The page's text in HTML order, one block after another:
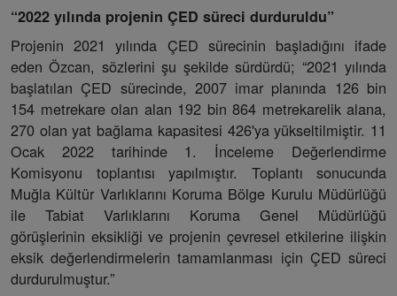
“2022 yılında projenin ÇED süreci durduruldu”
Projenin 2021 yılında ÇED sürecinin başladığını ifade
eden Özcan, sözlerini şu şekilde sürdürdü; “2021 yılında
başlatılan ÇED sürecinde, 2007 imar planında 126 bin
154 metrekare olan alan 192 bin 864 metrekarelik alana,
270 olan yat bağlama kapasitesi 426'ya yükseltilmiştir. 11
Ocak 2022 tarihinde 1. İnceleme Değerlendirme
Komisyonu toplantısı yapılmıştır. Toplantı sonucunda
Muğla Kültür Varlıklarını Koruma Bölge Kurulu Müdürlüğü
ile Tabiat Varlıklarını Koruma Genel Müdürlüğü
görüşlerinin eksikliği ve projenin çevresel etkilerine ilişkin
eksik değerlendirmelerin tamamlanması için ÇED süreci
durdurulmuştur.”